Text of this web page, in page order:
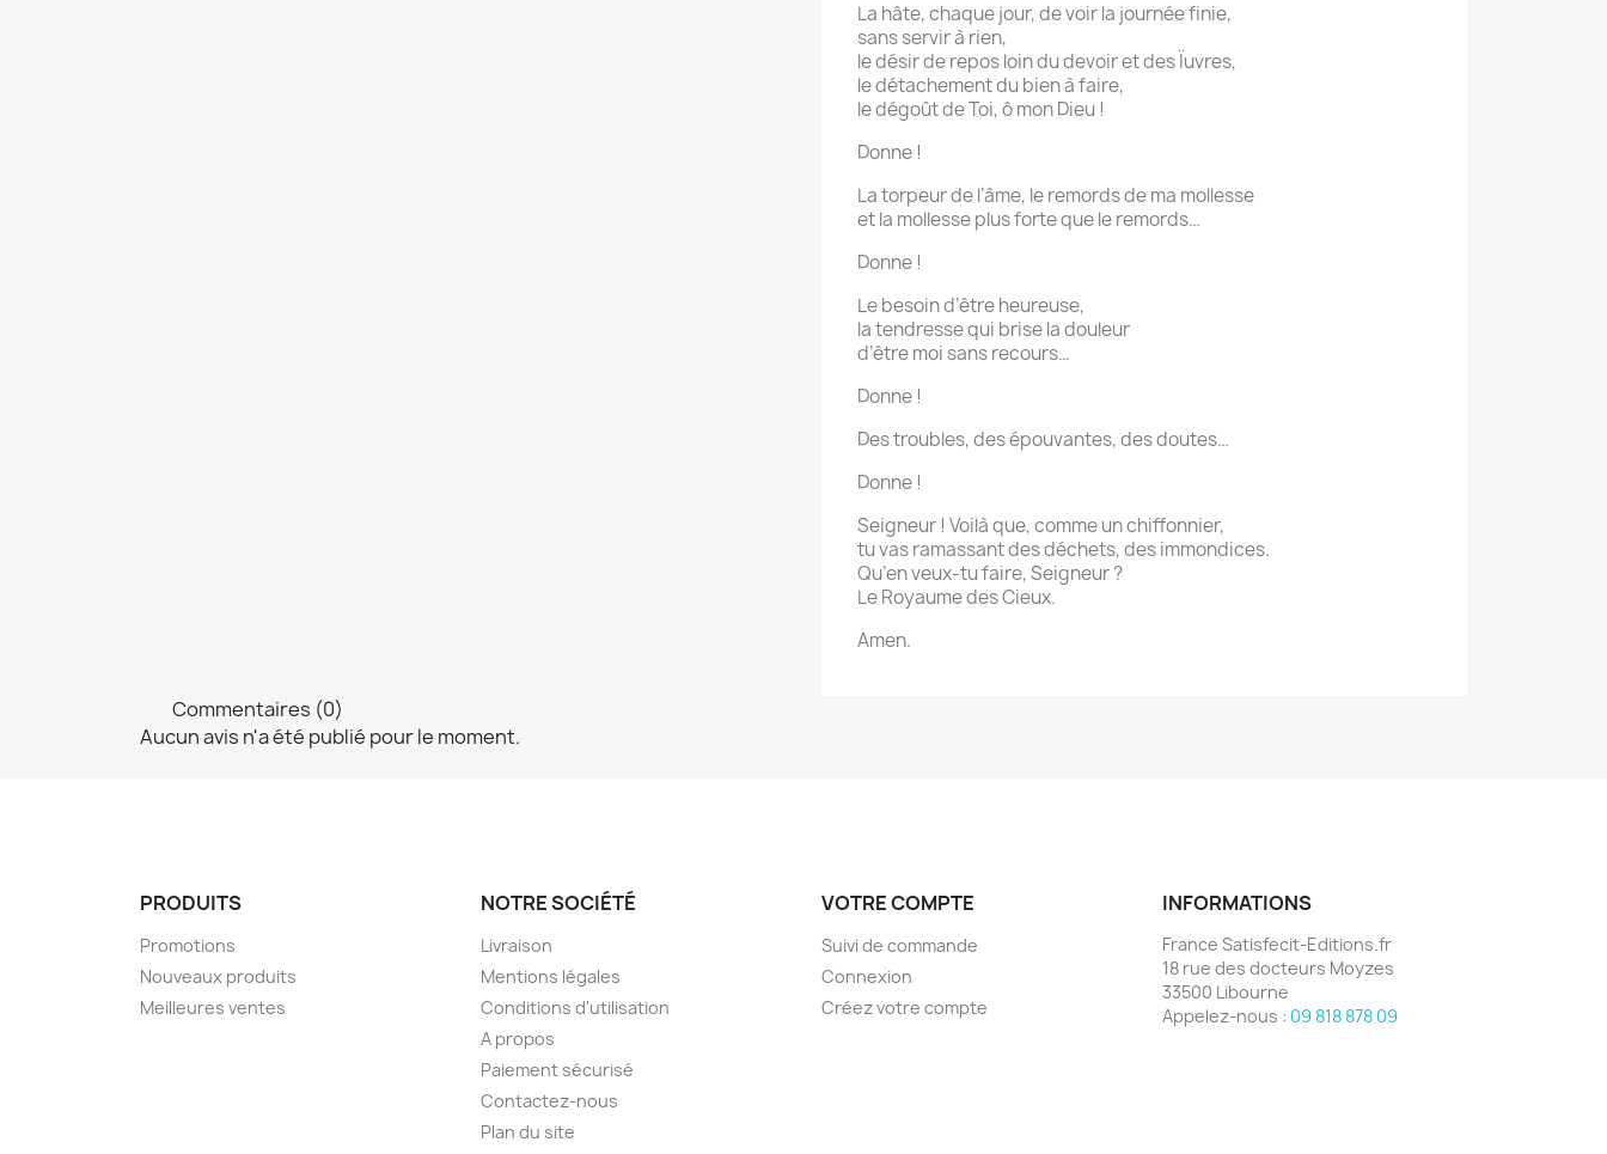
La hâte, chaque jour, de voir la journée finie,
sans servir à rien,
le désir de repos loin du devoir et des Ïuvres,
le détachement du bien à faire,
le dégoût de Toi, ô mon Dieu !
Donne !
La torpeur de l’âme, le remords de ma mollesse
et la mollesse plus forte que le remords…
Donne !
Le besoin d’être heureuse,
la tendresse qui brise la douleur
d’être moi sans recours…
Donne !
Des troubles, des épouvantes, des doutes…
Donne !
Seigneur ! Voilà que, comme un chiffonnier,
tu vas ramassant des déchets, des immondices.
Qu’en veux-tu faire, Seigneur ?
Le Royaume des Cieux.
Amen.
Commentaires (0)
Aucun avis n'a été publié pour le moment.
PRODUITS
Promotions
Nouveaux produits
Meilleures ventes
NOTRE SOCIÉTÉ
Livraison
Mentions légales
Conditions d'utilisation
A propos
Paiement sécurisé
Contactez-nous
Plan du site
VOTRE COMPTE
Suivi de commande
Connexion
Créez votre compte
INFORMATIONS
France Satisfecit-Editions.fr
18 rue des docteurs Moyzes
33500 Libourne
Appelez-nous : 09 818 878 09